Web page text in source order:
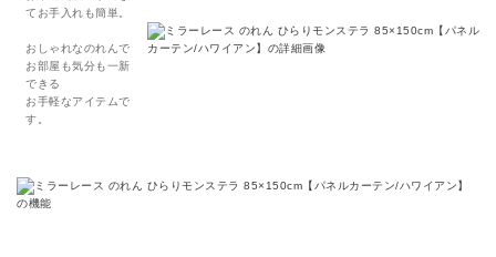
てお手入れも簡単。
おしゃれなのれんで
お部屋も気分も一新
できる
お手軽なアイテムで
す。